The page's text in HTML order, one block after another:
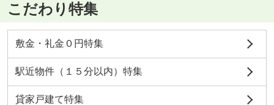
こだわり特集
敷金・礼金０円特集
駅近物件（１５分以内）特集
貸家戸建て特集